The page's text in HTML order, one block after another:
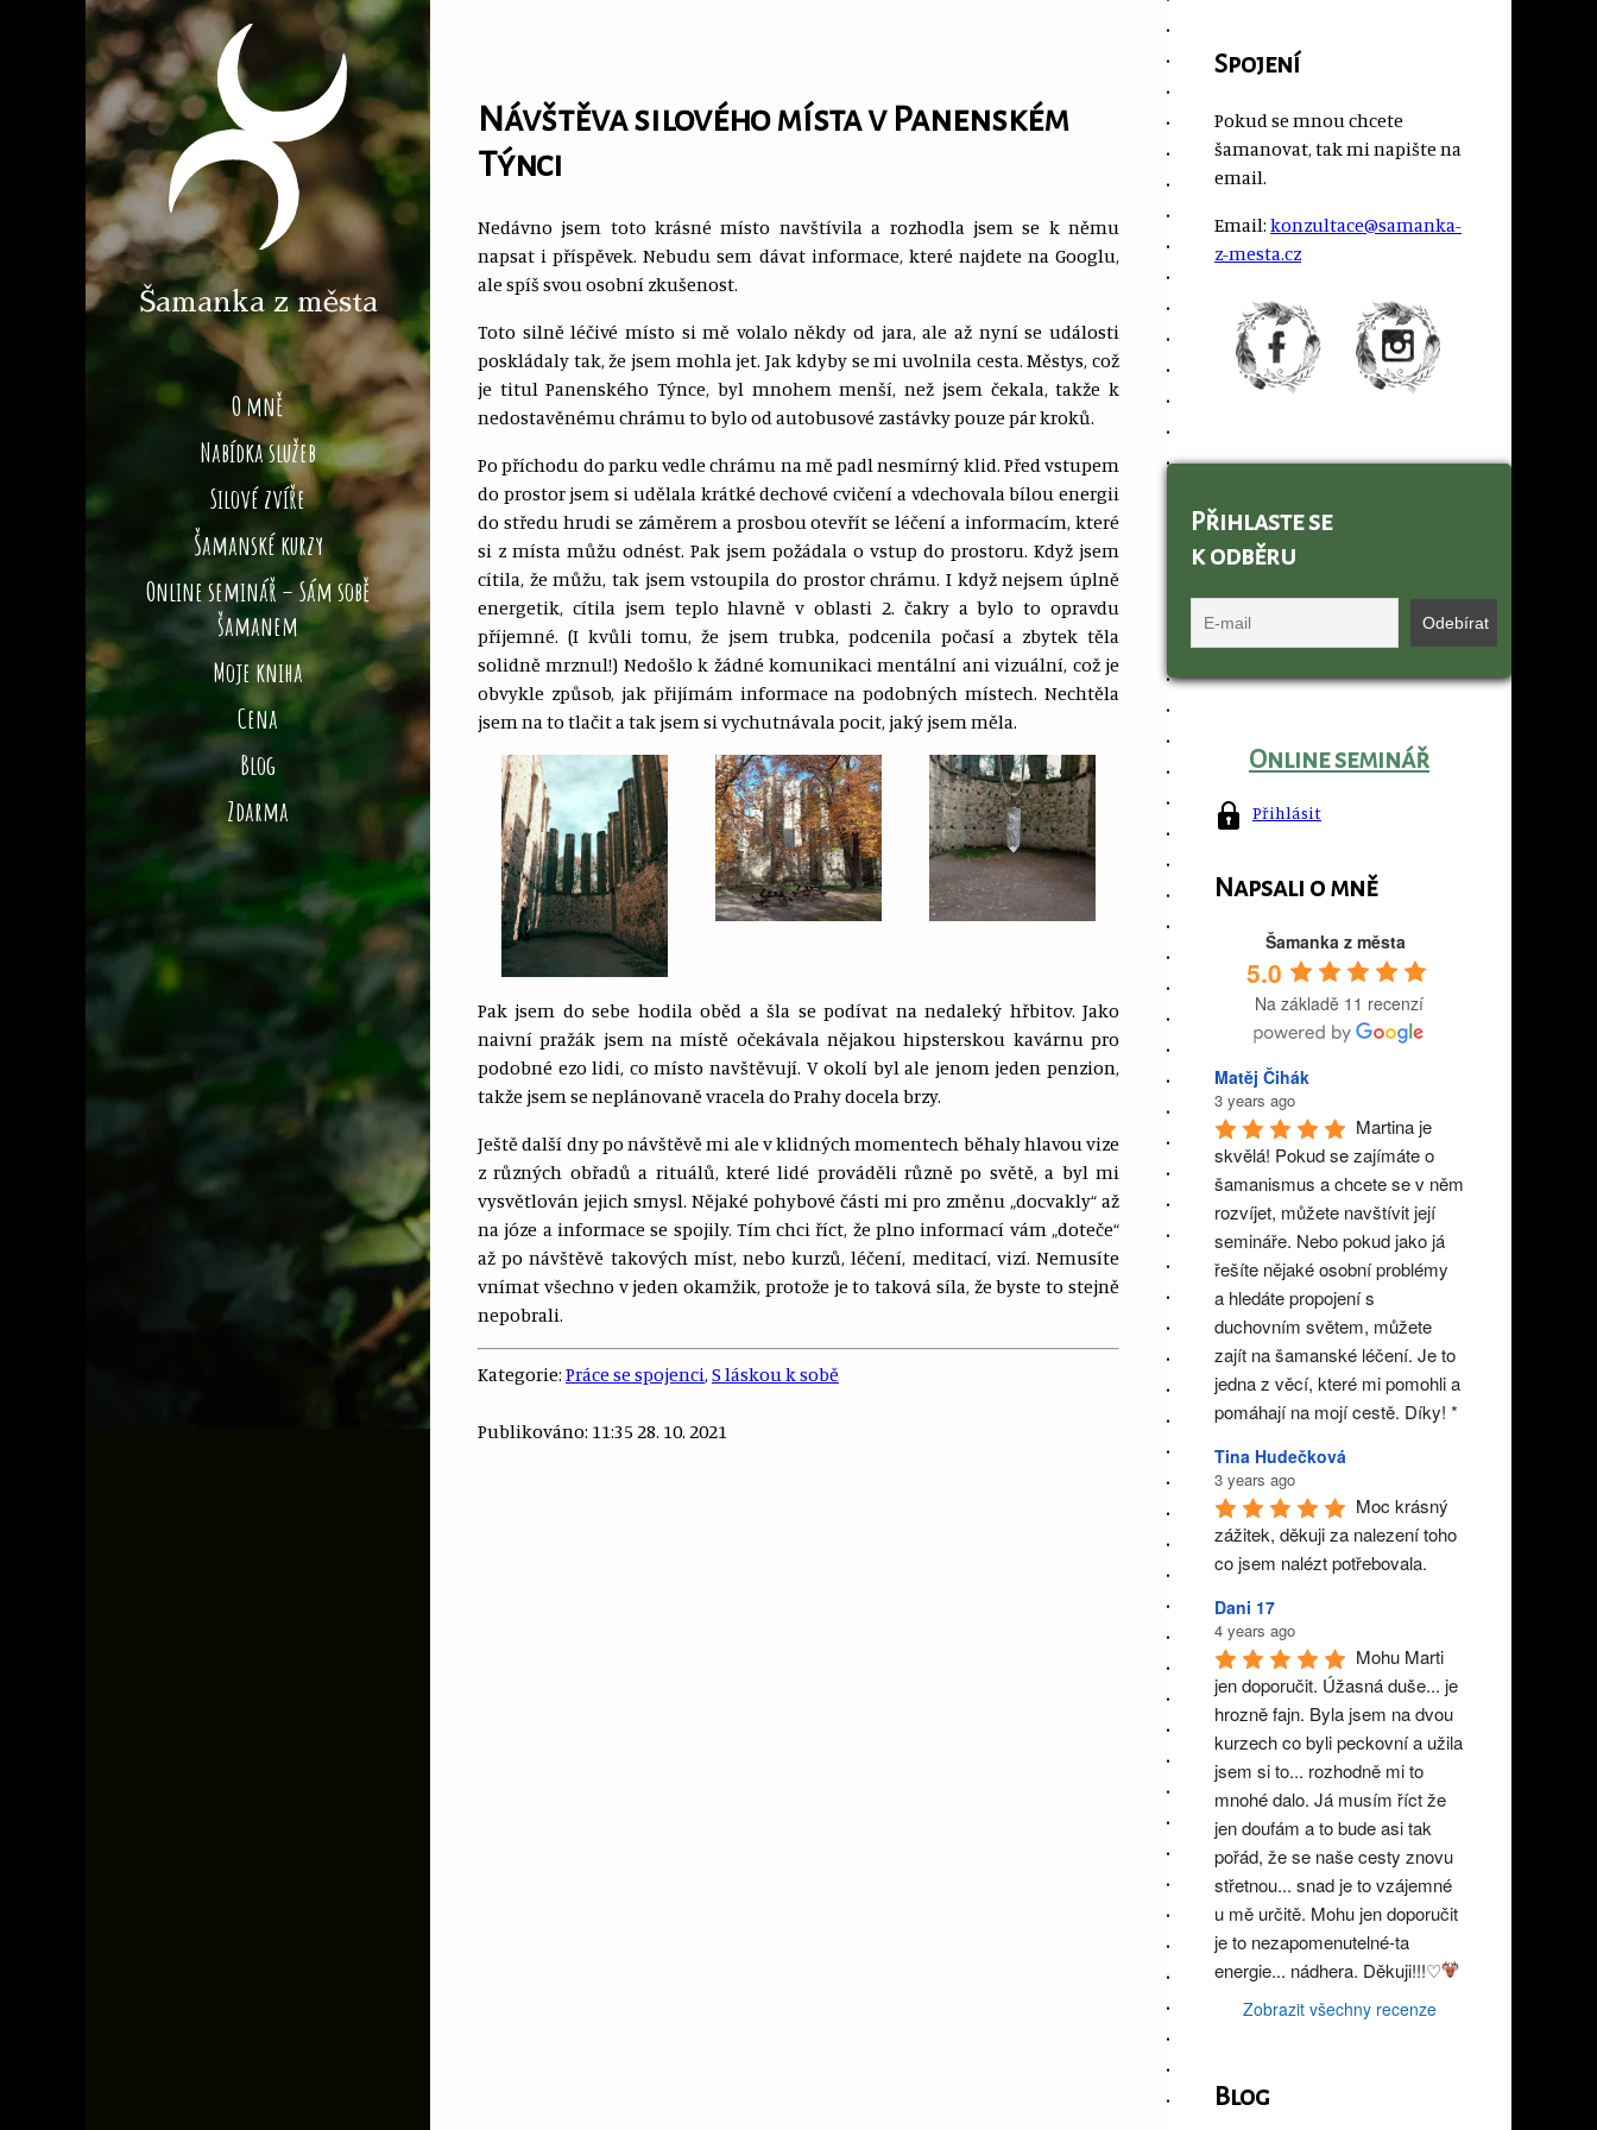
Šamanka z města
O mně
Nabídka služeb
Silové zvíře
Šamanské kurzy
Online seminář – Sám sobě
šamanem
Moje kniha
Cena
Blog
Zdarma
Návštěva silového místa v Panenském
Týnci
Nedávno jsem toto krásné místo navštívila a rozhodla jsem se k němu
napsat i příspěvek. Nebudu sem dávat informace, které najdete na Googlu,
ale spíš svou osobní zkušenost.
Toto silně léčivé místo si mě volalo někdy od jara, ale až nyní se události
poskládaly tak, že jsem mohla jet. Jak kdyby se mi uvolnila cesta. Městys, což
je titul Panenského Týnce, byl mnohem menší, než jsem čekala, takže k
nedostavěnému chrámu to bylo od autobusové zastávky pouze pár kroků.
Po příchodu do parku vedle chrámu na mě padl nesmírný klid. Před vstupem
do prostor jsem si udělala krátké dechové cvičení a vdechovala bílou energii
do středu hrudi se záměrem a prosbou otevřít se léčení a informacím, které
si z místa můžu odnést. Pak jsem požádala o vstup do prostoru. Když jsem
cítila, že můžu, tak jsem vstoupila do prostor chrámu. I když nejsem úplně
energetik, cítila jsem teplo hlavně v oblasti 2. čakry a bylo to opravdu
příjemné. (I kvůli tomu, že jsem trubka, podcenila počasí a zbytek těla
solidně mrznul!) Nedošlo k žádné komunikaci mentální ani vizuální, což je
obvykle způsob, jak přijímám informace na podobných místech. Nechtěla
jsem na to tlačit a tak jsem si vychutnávala pocit, jaký jsem měla.
Pak jsem do sebe hodila oběd a šla se podívat na nedaleký hřbitov. Jako
naivní pražák jsem na místě očekávala nějakou hipsterskou kavárnu pro
podobné ezo lidi, co místo navštěvují. V okolí byl ale jenom jeden penzion,
takže jsem se neplánovaně vracela do Prahy docela brzy.
Ještě další dny po návštěvě mi ale v klidných momentech běhaly hlavou vize
z různých obřadů a rituálů, které lidé prováděli různě po světě, a byl mi
vysvětlován jejich smysl. Nějaké pohybové části mi pro změnu „docvakly“ až
na józe a informace se spojily. Tím chci říct, že plno informací vám „doteče“
až po návštěvě takových míst, nebo kurzů, léčení, meditací, vizí. Nemusíte
vnímat všechno v jeden okamžik, protože je to taková síla, že byste to stejně
nepobrali.
Kategorie: Práce se spojenci,S láskou k sobě
Publikováno: 11:35 28. 10. 2021
Spojení
Pokud se mnou chcete
šamanovat, tak mi napište na
email.
Email: konzultace@samanka-
z-mesta.cz
Přihlaste se
k odběru
Online seminář
Přihlásit
Napsali o mně
Šamanka z města
5.0
Na základě 11 recenzí
Matěj Čihák
3 years ago
Martina je
skvělá! Pokud se zajímáte o
šamanismus a chcete se v něm
rozvíjet, můžete navštívit její
semináře. Nebo pokud jako já
řešíte nějaké osobní problémy
a hledáte propojení s
duchovním světem, můžete
zajít na šamanské léčení. Je to
jedna z věcí, které mi pomohli a
pomáhají na mojí cestě. Díky! *
Tina Hudečková
3 years ago
Moc krásný
zážitek, děkuji za nalezení toho
co jsem nalézt potřebovala.
Dani 17
4 years ago
Mohu Marti
jen doporučit. Úžasná duše... je
hrozně fajn. Byla jsem na dvou
kurzech co byli peckovní a užila
jsem si to... rozhodně mi to
mnohé dalo. Já musím říct že
jen doufám a to bude asi tak
pořád, že se naše cesty znovu
střetnou... snad je to vzájemné
u mě určitě. Mohu jen doporučit
je to nezapomenutelné-ta
energie... nádhera. Děkuji!!!♡
Zobrazit všechny recenze
Blog